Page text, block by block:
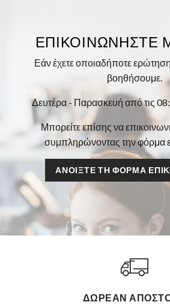
ΕΠΙΚΟΙΝΩΝΉΣΤΕ
Εάν έχετε οποιαδήποτε
βοηθήσουμε.
Δευτέρα - Παρασκευή από τις
Μπορείτε επίσης να
συμπληρώνοντας την φόρμα
ΑΝΟΊΞΤΕ ΤΗ ΦΌΡΜΑ
ΔΩΡΕΆΝ